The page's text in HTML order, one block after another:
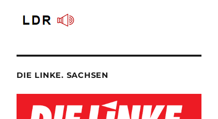
DIE LINKE. SACHSEN